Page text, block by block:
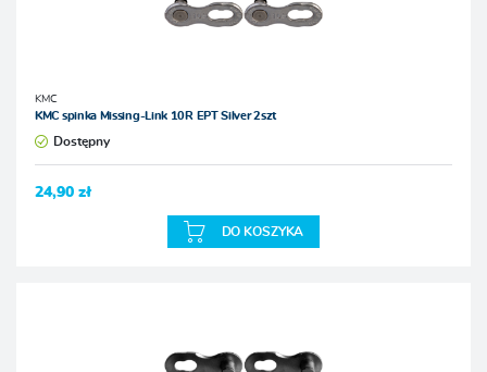
KMC
KMC spinka Missing-Link 10R EPT Silver 2szt
Dostępny
24,90 zł
DO KOSZYKA